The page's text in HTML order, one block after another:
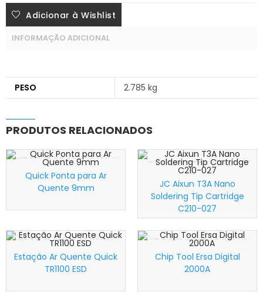
Adicionar à Wishlist
INFORMAÇÃO ADICIONAL
PESO 2.785 kg
PRODUTOS RELACIONADOS
Wishlist
Quick Ponta para Ar
Quente 9mm
Wishlist
JC Aixun T3A Nano
Soldering Tip Cartridge
C210-027
Wishlist
Estação Ar Quente Quick
TR1100 ESD
Wishlist
Chip Tool Ersa Digital
2000A